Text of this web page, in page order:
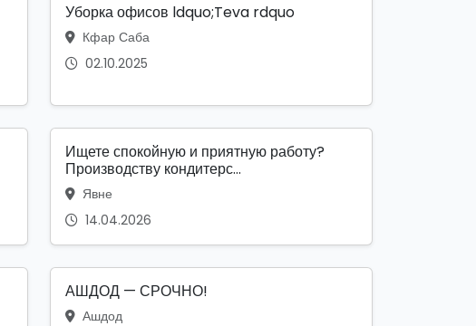
Уборка офисов ldquo;Teva rdquo
Кфар Саба
02.10.2025
Ищете спокойную и приятную работу?
Производству кондитерс...
Явне
14.04.2026
АШДОД — СРОЧНО!
Ашдод